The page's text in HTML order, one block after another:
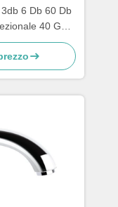
6 Db 60 Db
40 Ghz